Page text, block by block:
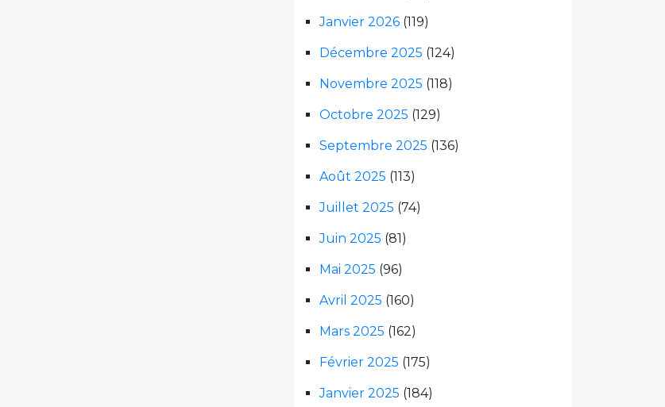
Janvier 2026 (119)
Décembre 2025 (124)
Novembre 2025 (118)
Octobre 2025 (129)
Septembre 2025 (136)
Août 2025 (113)
Juillet 2025 (74)
Juin 2025 (81)
Mai 2025 (96)
Avril 2025 (160)
Mars 2025 (162)
Février 2025 (175)
Janvier 2025 (184)